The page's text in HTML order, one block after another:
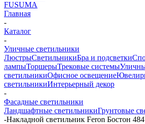
FUSUMA
Главная
-
Каталог
-
Уличные светильники
ЛюстрыСветильникиБра и подсветки
лампыТоршерыТрековые системы
светильникиОфисное освещение
светильникиИнтерьерный декор
-
Фасадные светильники
Ландшафтные светильникиГрунтовые
-Накладной светильник Feron Бостон